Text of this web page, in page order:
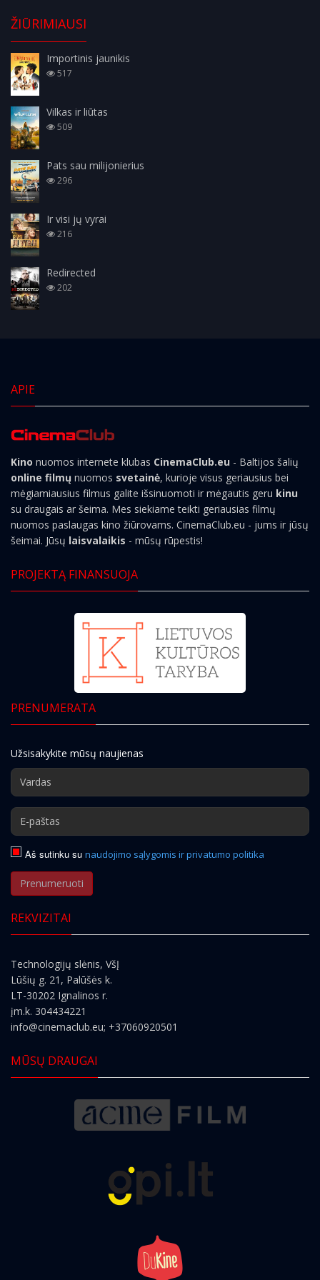
ŽIŪRIMIAUSI
Importinis jaunikis
517
Vilkas ir liūtas
509
Pats sau milijonierius
296
Ir visi jų vyrai
216
Redirected
202
APIE
Kino nuomos internete klubas CinemaClub.eu - Baltijos šalių
online filmų nuomos svetainė, kurioje visus geriausius bei
mėgiamiausius filmus galite išsinuomoti ir mėgautis geru kinu
su draugais ar šeima. Mes siekiame teikti geriausias filmų
nuomos paslaugas kino žiūrovams. CinemaClub.eu - jums ir jūsų
šeimai. Jūsų laisvalaikis - mūsų rūpestis!
PROJEKTĄ FINANSUOJA
PRENUMERATA
Užsisakykite mūsų naujienas
Aš sutinku su naudojimo sąlygomis ir privatumo politika
Prenumeruoti
REKVIZITAI
Technologijų slėnis, VšĮ
Lūšių g. 21, Palūšės k.
LT-30202 Ignalinos r.
įm.k. 304434221
info@cinemaclub.eu; +37060920501
MŪSŲ DRAUGAI